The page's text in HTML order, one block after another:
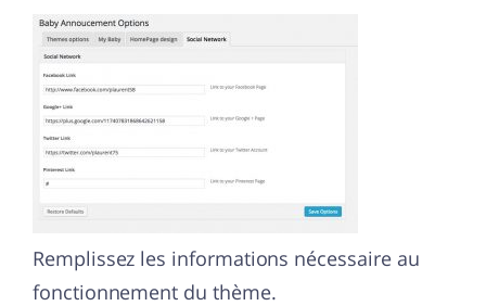
Remplissez les informations nécessaire au
fonctionnement du thème.